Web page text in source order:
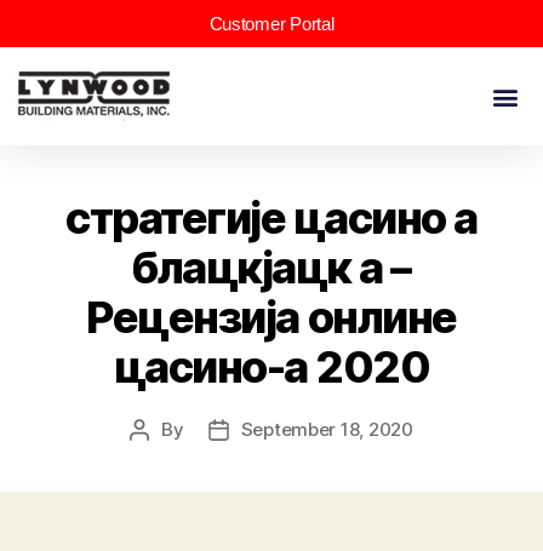
Customer Portal
стратегије цасино а
блацкјацк а –
Рецензија онлине
цасино-а 2020
By September 18, 2020